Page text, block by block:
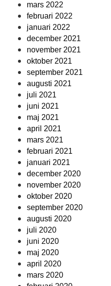
mars 2022
februari 2022
januari 2022
december 2021
november 2021
oktober 2021
september 2021
augusti 2021
juli 2021
juni 2021
maj 2021
april 2021
mars 2021
februari 2021
januari 2021
december 2020
november 2020
oktober 2020
september 2020
augusti 2020
juli 2020
juni 2020
maj 2020
april 2020
mars 2020